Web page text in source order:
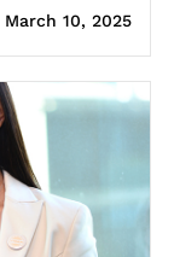
March 10, 2025